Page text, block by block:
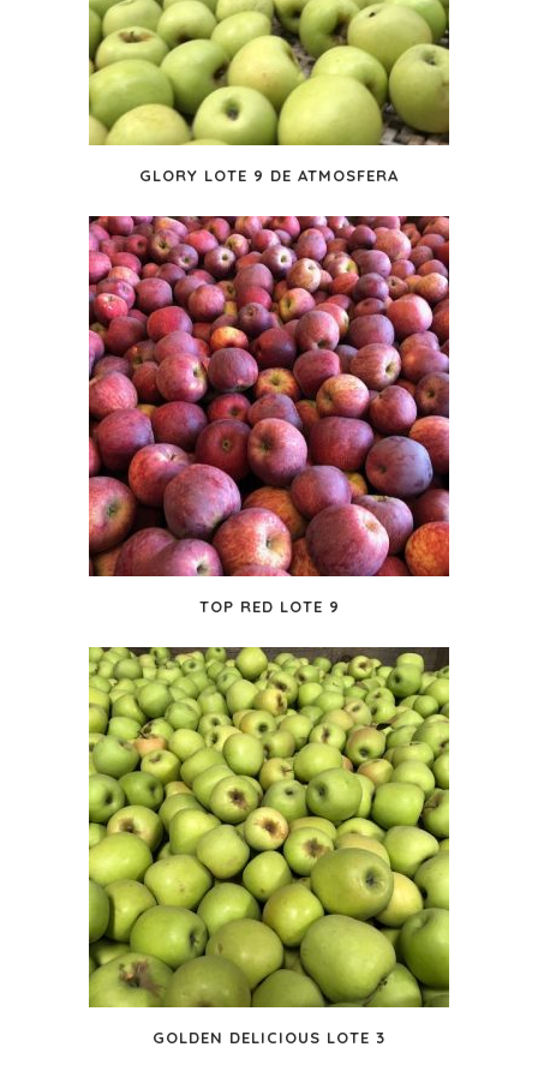
GLORY LOTE 9 DE ATMOSFERA
TOP RED LOTE 9
GOLDEN DELICIOUS LOTE 3